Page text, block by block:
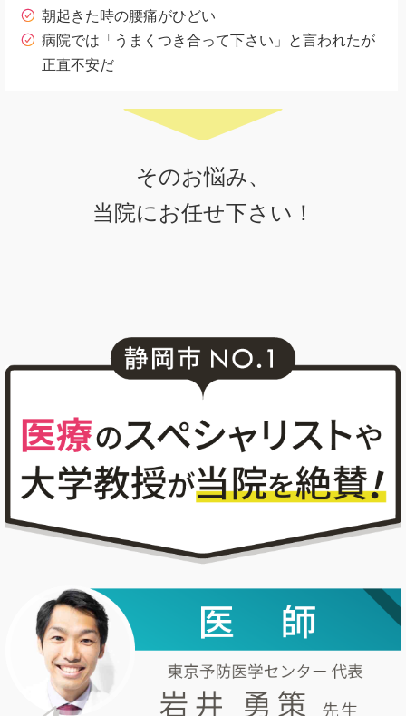
朝起きた時の腰痛がひどい
病院では「うまくつき合って下さい」と言われたが
正直不安だ
そのお悩み、
当院にお任せ下さい！